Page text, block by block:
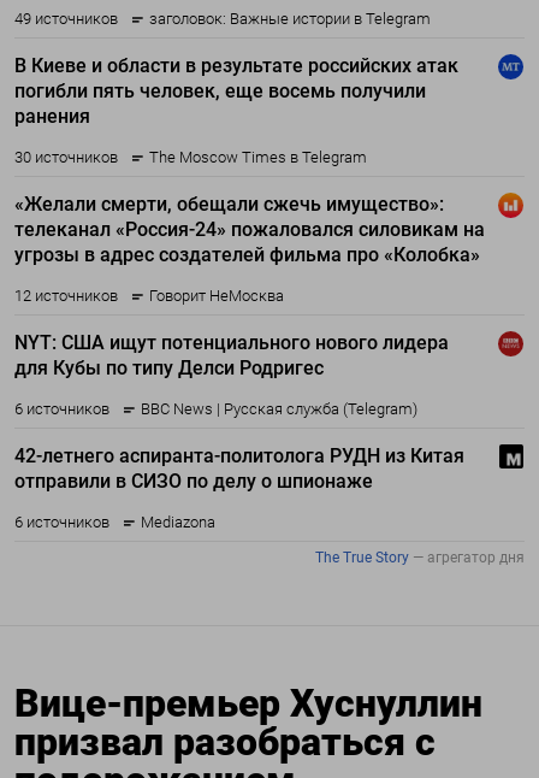
Вице-премьер Хуснуллин
призвал разобраться с